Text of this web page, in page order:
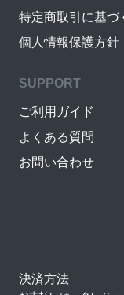
特定商取引に基づ
個人情報保護方針
SUPPORT
ご利用ガイド
よくある質問
お問い合わせ
決済方法